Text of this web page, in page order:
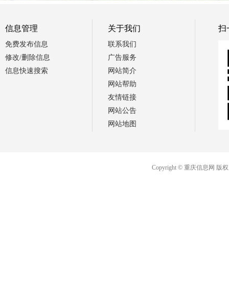
信息管理
免费发布信息
修改/删除信息
信息快速搜索
关于我们
联系我们
广告服务
网站简介
网站帮助
友情链接
网站公告
网站地图
扫
Copyright © 重庆信息网 版